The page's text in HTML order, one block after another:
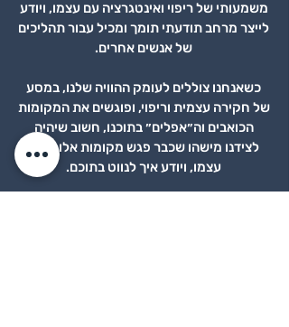
משמעותי של ריפוי ואינטגרציה עם עצמו, ויודע
לייצר מרחב תודעתי תומך ומכיל עבור תהליכים
של אנשים אחרים.
כשאנחנו צוללים לעומק ההוויה שלנו, במסע
של חקירה עצמית וריפוי, ופוגשים את המקומות
הכואבים וה״אפלים״ בתוכנו, חשוב שיהיה
לצידנו מישהו שכבר פגש מקומות אלו בתוך
עצמו, ויודע איך לנווט בתוכם.